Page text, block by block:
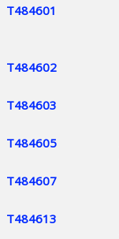
T484601
T484602
T484603
T484605
T484607
T484613